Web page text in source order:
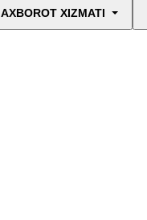
AXBOROT XIZMATI